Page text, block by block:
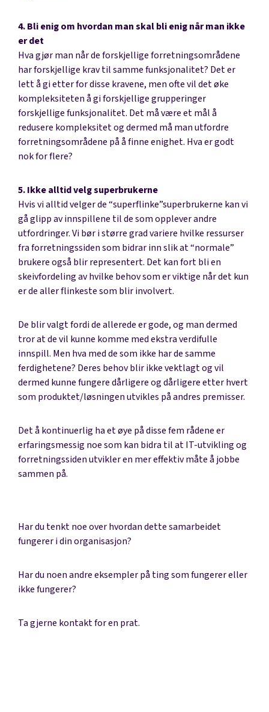
4. Bli enig om hvordan man skal bli enig når man ikke
er det
Hva gjør man når de forskjellige forretningsområdene
har forskjellige krav til samme funksjonalitet? Det er
lett å gi etter for disse kravene, men ofte vil det øke
kompleksiteten å gi forskjellige grupperinger
forskjellige funksjonalitet. Det må være et mål å
redusere kompleksitet og dermed må man utfordre
forretningsområdene på å finne enighet. Hva er godt
nok for flere?
5. Ikke alltid velg superbrukerne
Hvis vi alltid velger de “superflinke”superbrukerne kan vi
gå glipp av innspillene til de som opplever andre
utfordringer. Vi bør i større grad variere hvilke ressurser
fra forretningssiden som bidrar inn slik at “normale”
brukere også blir representert. Det kan fort bli en
skeivfordeling av hvilke behov som er viktige når det kun
er de aller flinkeste som blir involvert.
De blir valgt fordi de allerede er gode, og man dermed
tror at de vil kunne komme med ekstra verdifulle
innspill. Men hva med de som ikke har de samme
ferdighetene? Deres behov blir ikke vektlagt og vil
dermed kunne fungere dårligere og dårligere etter hvert
som produktet/løsningen utvikles på andres premisser.
Det å kontinuerlig ha et øye på disse fem rådene er
erfaringsmessig noe som kan bidra til at IT-utvikling og
forretningssiden utvikler en mer effektiv måte å jobbe
sammen på.
Har du tenkt noe over hvordan dette samarbeidet
fungerer i din organisasjon?
Har du noen andre eksempler på ting som fungerer eller
ikke fungerer?
Ta gjerne kontakt for en prat.